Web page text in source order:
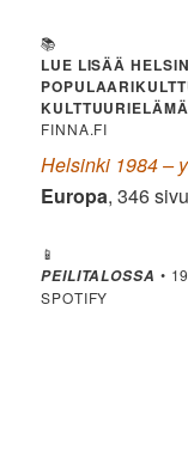
📚
LUE LISÄÄ
FINNA.FI
Helsinki 1984 –
Europa, 346
📱
PEILITALOSSA •
SPOTIFY